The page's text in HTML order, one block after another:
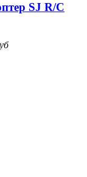
SJ R/C